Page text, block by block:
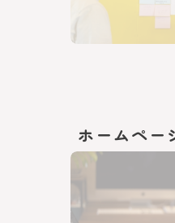
ホームペー